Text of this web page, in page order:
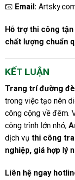
📧 Email:
Hỗ trợ thi công
chất lượng chuẩn
KẾT LUẬN
Trang trí đường
trong việc tạo nên
công cộng về đêm.
công trình lớn nhỏ,
dịch vụ thi công
nghiệp, giá hợp lý
Liên hệ ngay